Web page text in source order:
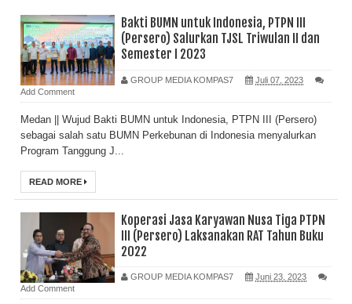
Bakti BUMN untuk Indonesia, PTPN III
(Persero) Salurkan TJSL Triwulan II dan
Semester I 2023
GROUP MEDIA KOMPAS7
Juli 07, 2023
Add Comment
Medan || Wujud Bakti BUMN untuk Indonesia, PTPN III (Persero)
sebagai salah satu BUMN Perkebunan di Indonesia menyalurkan
Program Tanggung J...
READ MORE
Koperasi Jasa Karyawan Nusa Tiga PTPN
III (Persero) Laksanakan RAT Tahun Buku
2022
GROUP MEDIA KOMPAS7
Juni 23, 2023
Add Comment